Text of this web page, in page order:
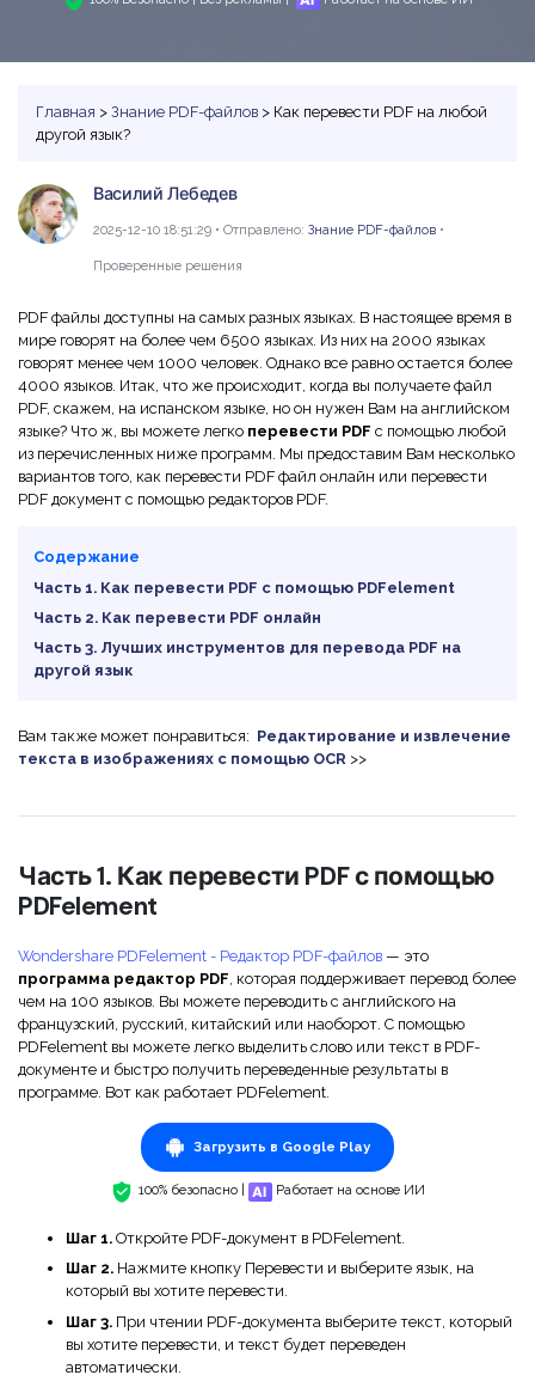
Читать PDF с ИИ
Больше Онлайн-Инструментов
Облако и SDK
PDFelement облако
PDFelement Pro DC
Новый PDFelement 12умнее, быстрее,
проще
От AI-функций до пакетных инструментов: новый
Скачать бесплатно
Индивидуальные
Редактировать PDF
Организовать PDF
PDF форма
Подписать PDF
Подпись на основе сертификата
Пакетная обработка PDF
PDF OCR
Поделиться PDF
IT-служба
Здравоохранение
Финансы
Правительство
Издательство
Фрилансер
Все Функции PDF
Объяснение PDF с ИИ
Чат с документами
Генератор изображений с ИИ Новый
Все ИИ-Функции
PDFelement Cloud
Использование ресурсов
Центр загрузки
Вопросы и ответы по продукту
Видеоуроки
AI Бот - Lumi
Технические требования
Обратитесь в службу поддержки
Что нового
Сообщество ВКонтакте
Канал Яндекс Дзен
Функции MS Word
Инструктивные статьи
Советы по работе с PDF на Mac
Выбор правильной программы для Mac
Онлайн-инструмент и приложения PDF
Онлайн-инструмент PDF
Советы для мобильных
Поиск
Главная > Знание PDF-файлов > Как перевести PDF на любой
другой язык?
Василий Лебедев
2025-12-10 18:51:29 • Отправлено: Знание PDF-файлов•
Проверенные решения
PDF файлы доступны на самых разных языках. В настоящее время в
мире говорят на более чем 6500 языках. Из них на 2000 языках
говорят менее чем 1000 человек. Однако все равно остается более
4000 языков. Итак, что же происходит, когда вы получаете файл
PDF, скажем, на испанском языке, но он нужен Вам на английском
языке? Что ж, вы можете легко перевести PDF с помощью любой
из перечисленных ниже программ. Мы предоставим Вам несколько
вариантов того, как перевести PDF файл онлайн или перевести
PDF документ с помощью редакторов PDF.
Содержание
Часть 1. Как перевести PDF с помощью PDFelement
Часть 2. Как перевести PDF онлайн
Часть 3. Лучших инструментов для перевода PDF на
другой язык
Вам также может понравиться: Редактирование и извлечение
текста в изображениях с помощью OCR >>
Часть 1. Как перевести PDF с помощью
PDFelement
Wondershare PDFelement - Редактор PDF-файлов — это
программа редактор PDF, которая поддерживает перевод более
чем на 100 языков. Вы можете переводить с английского на
французский, русский, китайский или наоборот. С помощью
PDFelement вы можете легко выделить слово или текст в PDF-
документе и быстро получить переведенные результаты в
программе. Вот как работает PDFelement.
Загрузить в Google Play
100% безопасно | Работает на основе ИИ
Шаг 1. Откройте PDF-документ в PDFelement.
Шаг 2. Нажмите кнопку Перевести и выберите язык, на
который вы хотите перевести.
Шаг 3. При чтении PDF-документа выберите текст, который
вы хотите перевести, и текст будет переведен
автоматически.